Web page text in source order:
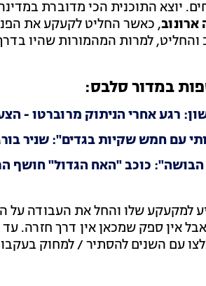
יוצא התוכנית הכי מדוברת
ארונוב, כאשר החליט לקעקע את
והחליט, למרות המהמורות שהיו
במדור סלבס:
רגע אחרי הניתוק מרוברטו -
עם חמש שקיות בגדים": שניר
כוכב "האח הגדול" חושף
למקעקע שלו והחל את העבודה על
אין ספק שמכאן אין דרך חזרה.
עם השנים להסתיר / למחוק